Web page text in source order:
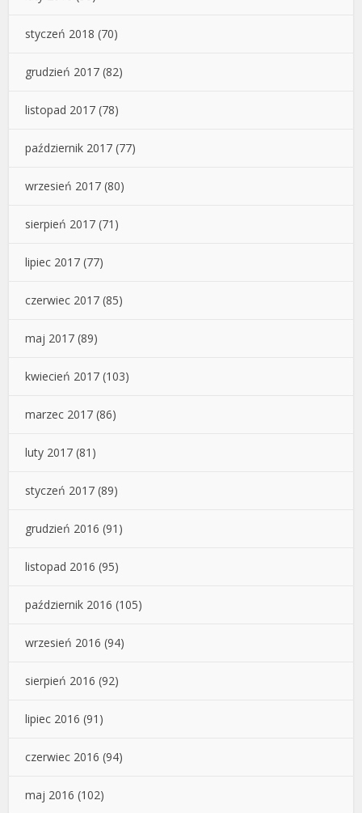
styczeń 2018 (70)
grudzień 2017 (82)
listopad 2017 (78)
październik 2017 (77)
wrzesień 2017 (80)
sierpień 2017 (71)
lipiec 2017 (77)
czerwiec 2017 (85)
maj 2017 (89)
kwiecień 2017 (103)
marzec 2017 (86)
luty 2017 (81)
styczeń 2017 (89)
grudzień 2016 (91)
listopad 2016 (95)
październik 2016 (105)
wrzesień 2016 (94)
sierpień 2016 (92)
lipiec 2016 (91)
czerwiec 2016 (94)
maj 2016 (102)